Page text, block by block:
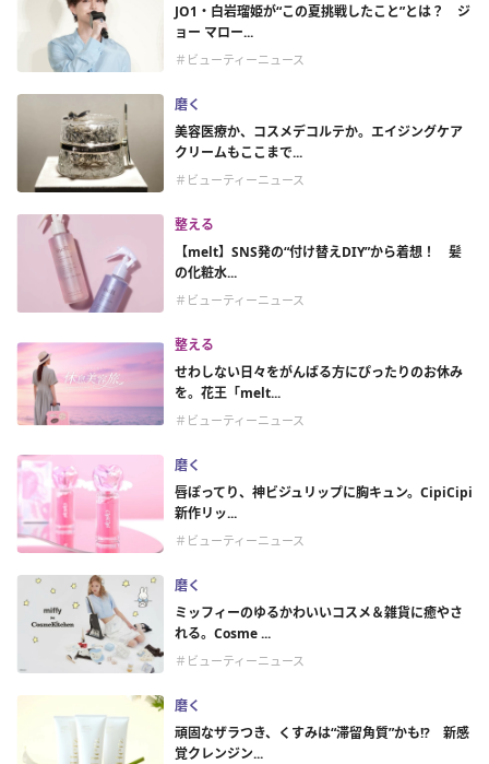
JO1・白岩瑠姫が“この夏挑戦したこと”とは？ ジ
ョー マロー...
＃ビューティーニュース
磨く
美容医療か、コスメデコルテか。エイジングケア
クリームもここまで...
＃ビューティーニュース
整える
【melt】SNS発の“付け替えDIY”から着想！ 髪
の化粧水...
＃ビューティーニュース
整える
せわしない日々をがんばる方にぴったりのお休み
を。花王「melt...
＃ビューティーニュース
磨く
唇ぽってり、神ビジュリップに胸キュン。CipiCipi
新作リッ...
＃ビューティーニュース
磨く
ミッフィーのゆるかわいいコスメ＆雑貨に癒やさ
れる。Cosme ...
＃ビューティーニュース
磨く
頑固なザラつき、くすみは“滞留角質”かも!? 新感
覚クレンジン...